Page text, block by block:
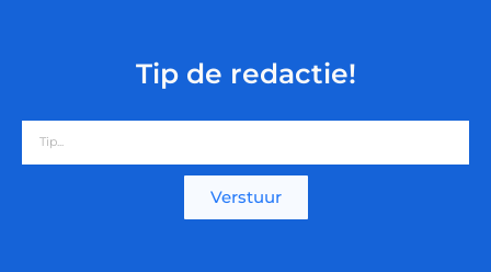
Tip de redactie!
Verstuur